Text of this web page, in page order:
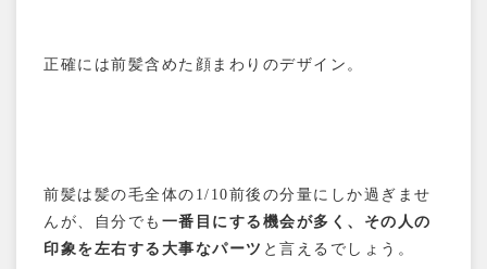
正確には前髪含めた顔まわりのデザイン。
前髪は髪の毛全体の1/10前後の分量にしか過ぎませ
んが、自分でも 一番目にする機会が多く、その人の
印象を左右する大事なパーツ と言えるでしょう。